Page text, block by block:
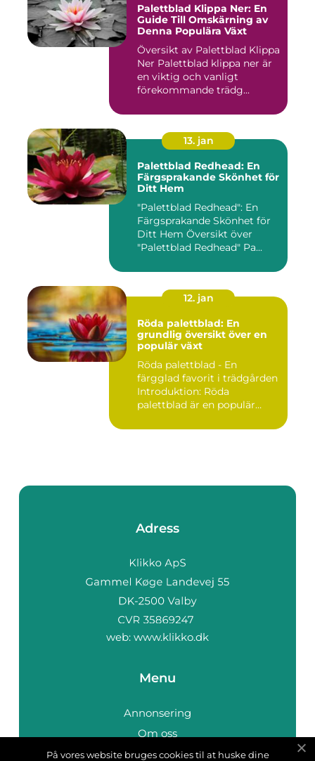
Palettblad Klippa Ner: En
Guide Till Omskärning av
Denna Populära Växt
Översikt av Palettblad Klippa
Ner Palettblad klippa ner är
en viktig och vanligt
förekommande trädg...
13. jan
Palettblad Redhead: En
Färgsprakande Skönhet för
Ditt Hem
"Palettblad Redhead": En
Färgsprakande Skönhet för
Ditt Hem Översikt över
"Palettblad Redhead" Pa...
12. jan
Röda palettblad: En
grundlig översikt över en
populär växt
Röda palettblad - En
färgglad favorit i trädgården
Introduktion: Röda
palettblad är en populär
Adress
web: www.klikko.dk
Menu
Annonsering
Om oss
Cookies
På vores website bruges cookies til at huske dine